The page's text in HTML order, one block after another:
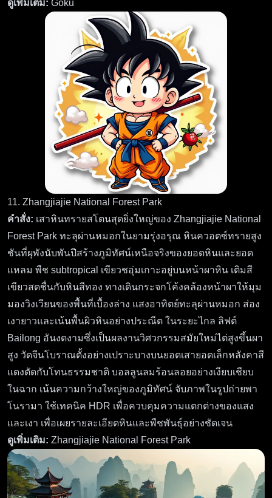
ดูเพิ่มเติม: Goku
11. Zhangjiajie National Forest Park
คำสั่ง: เสาหินทรายสโตนสุดยิ่งใหญ่ของ Zhangjiajie National
Forest Park ทะลุผ่านหมอกในยามรุ่งอรุณ หินควอตซ์ทรายสูง
ชันที่ผุพังนับพันปีสร้างภูมิทัศน์เหนือจริงของยอดหินและยอด
แหลม พืช subtropical เขียวชอุ่มเกาะอยู่บนหน้าผาหิน เติมสี
เขียวสดชื่นกับหินสีทอง ทางเดินกระจกโค้งคล้องหน้าผาให้มุม
มองวิงเวียนของพื้นที่เบื้องล่าง แสงอาทิตย์ทะลุผ่านหมอก ส่อง
เงายาวและเน้นพื้นผิวหินอย่างประณีต ในระยะไกล ลิฟต์
Bailong อันงดงามซึ่งเป็นผลงานวิศวกรรมสมัยใหม่ไต่สูงขึ้นผา
สูง วัดจีนโบราณตั้งอย่างเปราะบางบนยอดเสายอดเล็กหลังคาสี
แดงตัดกับโทนธรรมชาติ บอลลูนลมร้อนลอยอย่างเงียบเชียบ
ในฉาก เน้นความกว้างใหญ่ของภูมิทัศน์ จับภาพในรูปถ่ายพา
โนรามา ใช้เทคนิค HDR เพื่อควบคุมความแตกต่างของแสง
และเงา เพื่อเผยรายละเอียดหินและพืชพันธุ์อย่างชัดเจน
ดูเพิ่มเติม: Zhangjiajie National Forest Park